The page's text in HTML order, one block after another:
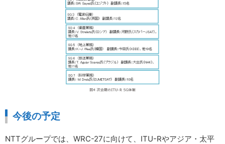
今後の予定
NTTグループでは、WRC-27に向けて、ITU-Rやアジア・太平